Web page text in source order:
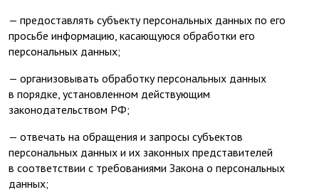
— предоставлять субъекту персональных данных по его
просьбе информацию, касающуюся обработки его
персональных данных;
— организовывать обработку персональных данных
в порядке, установленном действующим
законодательством РФ;
— отвечать на обращения и запросы субъектов
персональных данных и их законных представителей
в соответствии с требованиями Закона о персональных
данных;